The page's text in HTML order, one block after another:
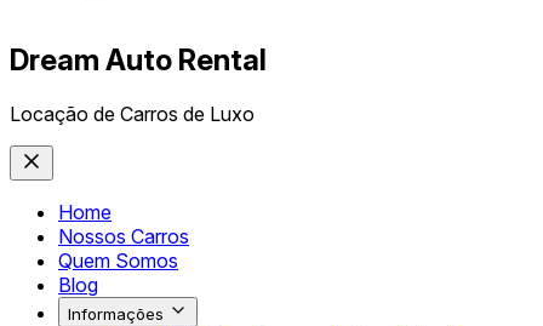
Dream Auto Rental
Locação de Carros de Luxo
Home
Nossos Carros
Quem Somos
Blog
Informações